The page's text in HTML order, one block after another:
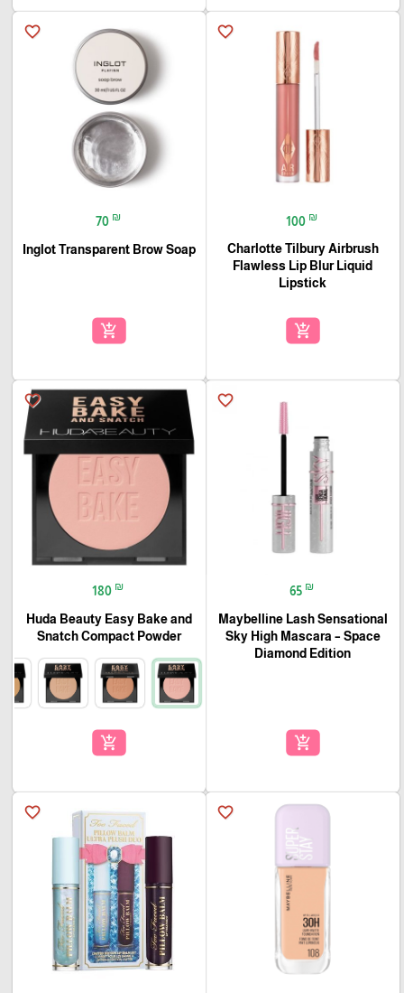
favorite_border
100 ₪
Charlotte Tilbury Airbrush
Flawless Lip Blur Liquid
Lipstick
add_shopping_cart
favorite_border
70 ₪
Inglot Transparent Brow Soap
add_shopping_cart
favorite_border
65 ₪
Maybelline Lash Sensational
Sky High Mascara – Space
Diamond Edition
add_shopping_cart
favorite_border
180 ₪
Huda Beauty Easy Bake and
Snatch Compact Powder
add_shopping_cart
favorite_border
favorite_border